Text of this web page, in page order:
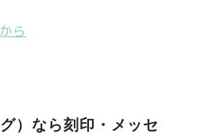
ら
）なら刻印・メッセ